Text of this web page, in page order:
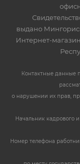
выдано
Интернет-
Контактные данные
о нарушении их прав,
Начальник кадрового
Номер телефона